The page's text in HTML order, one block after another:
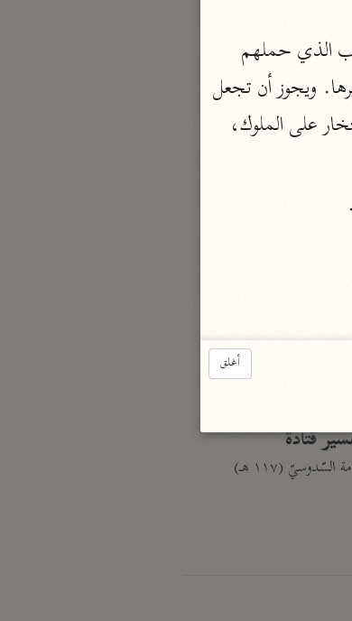
المأثور
الشاطبي
٢٣ مجلدًا
بن سليمان
قتادة
(١١٧ هـ)
عليه: وهو أنهم لا يعرفون سبب رضا ولا فرح، إلا أن يهدى إليهم حظ من الدنيا التي لا يعلمون غيرها. ويجوز أن تجعل
أغلق